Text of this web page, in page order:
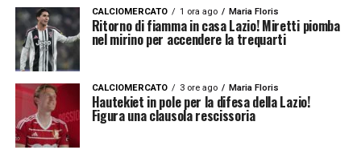
disponibilità di farsi carico di parte delle
spese inerenti i ritiri»
LA PLAYLIST DELLE NOSTRE TOP NEWS
CALCIOMERCATO 1 ora ago Maria Floris
Ritorno di fiamma in casa Lazio! Miretti piomba
nel mirino per accendere la trequarti
CALCIOMERCATO 3 ore ago Maria Floris
Hautekiet in pole per la difesa della Lazio!
Figura una clausola rescissoria